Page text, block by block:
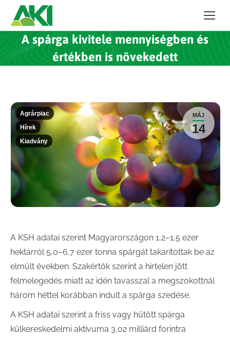
A spárga kivitele mennyiségben és
értékben is növekedett
MÁJ
14
Agrárpiac
Hírek
Kiadvány
A KSH adatai szerint Magyarországon 1,2–1,5 ezer
hektárról 5,0–6,7 ezer tonna spárgát takarítottak be az
elmúlt években. Szakértők szerint a hirtelen jött
felmelegedés miatt az idén tavasszal a megszokottnál
három héttel korábban indult a spárga szedése.
A KSH adatai szerint a friss vagy hűtött spárga
külkereskedelmi aktívuma 3,02 milliárd forintra